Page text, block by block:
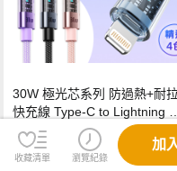
30W 極光芯系列 防過熱+耐
快充線 Type-C to Lightning
輸充電線(1.2M)黑色
$199
收藏清單 瀏覽紀錄
加